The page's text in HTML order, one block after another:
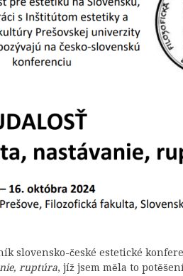
slovensko-české estetické
ruptúra, jíž jsem měla to